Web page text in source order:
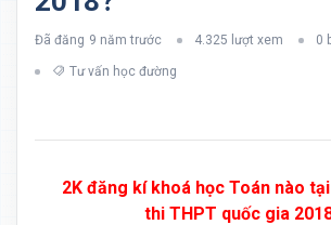
Đã đăng 9 năm trước 4.325 lượt xem 0
Tư vấn học đường
2K đăng kí khoá học Toán nào
thi THPT quốc gia